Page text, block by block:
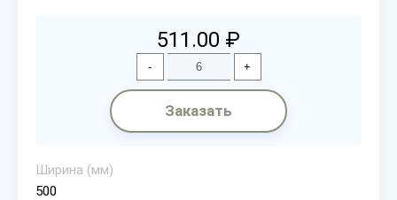
511.00 ₽
- +
Заказать
Ширина (мм)
500